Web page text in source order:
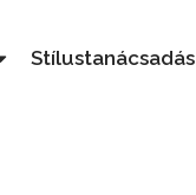
Stílustanácsadás